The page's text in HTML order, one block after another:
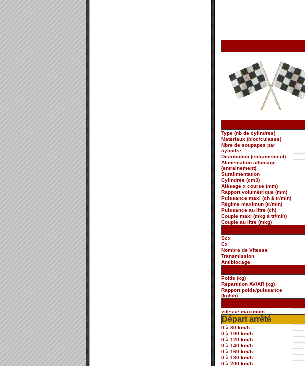
Type (nb de cylindres)
Materiaux (bloc/culasse)
Nbre de soupapes par
cylindre
Distribution (entrainement)
Alimentation allumage
(entrainement)
Suralimentation
Cylindrée (cm3)
Alésage x course (mm)
Rapport volumétrique (mm)
Puissance maxi (ch à tr/min)
Régime maximun (tr/min)
Puissance au litre (ch)
Couple maxi (mkg à tr/min)
Couple au litre (mkg)
Scx
Cx
Nombre de Vitesse
Transmission
Antiblocage
Poids (kg)
Répartition AV/AR (kg)
Rapport poids/puissance
(kg/ch)
vitesse maximum
Départ arrêté
0 à 80 km/h
0 à 100 km/h
0 à 120 km/h
0 à 140 km/h
0 à 160 km/h
0 à 180 km/h
0 à 200 km/h